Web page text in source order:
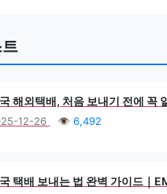
12-26 👁 6,492